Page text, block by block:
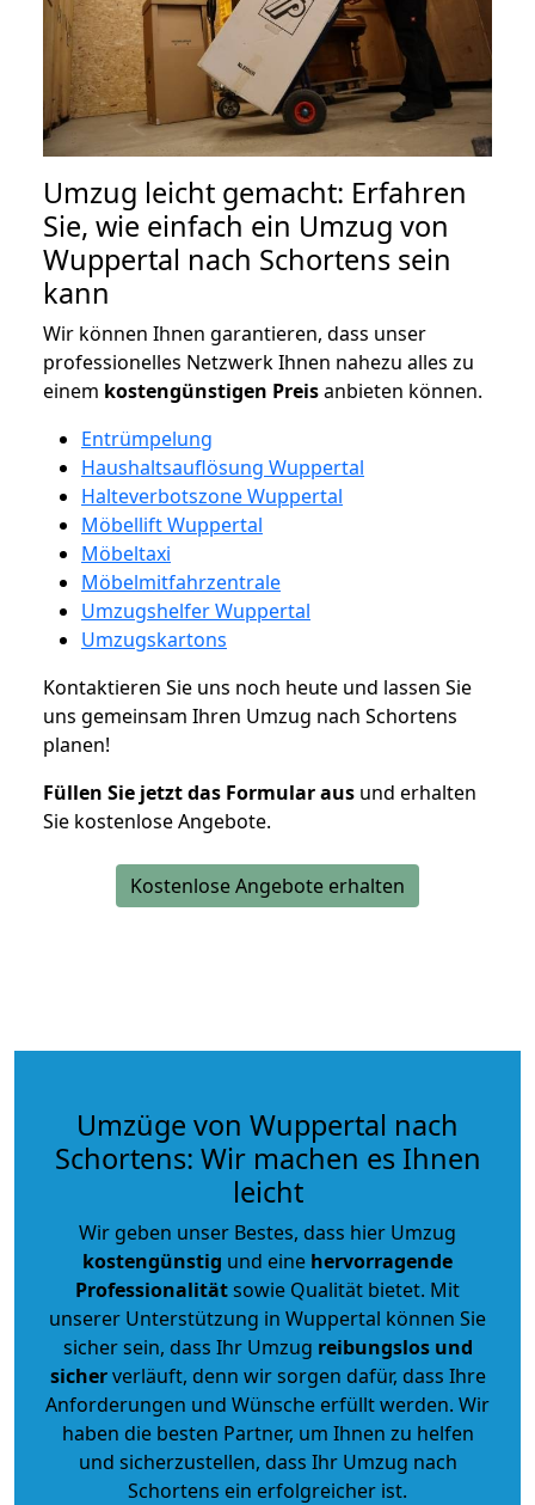
Umzug leicht gemacht: Erfahren
Sie, wie einfach ein Umzug von
Wuppertal nach Schortens sein
kann
Wir können Ihnen garantieren, dass unser
professionelles Netzwerk Ihnen nahezu alles zu
einem kostengünstigen Preisanbieten können.
Entrümpelung
Haushaltsauflösung Wuppertal
Halteverbotszone Wuppertal
Möbellift Wuppertal
Möbeltaxi
Möbelmitfahrzentrale
Umzugshelfer Wuppertal
Umzugskartons
Kontaktieren Sie uns noch heute und lassen Sie
uns gemeinsam Ihren Umzug nach Schortens
planen!
Füllen Sie jetzt das Formular aus und erhalten
Sie kostenlose Angebote.
Kostenlose Angebote erhalten
Umzüge von Wuppertal nach
Schortens: Wir machen es Ihnen
leicht
Wir geben unser Bestes, dass hier Umzug
kostengünstig und eine hervorragende
Professionalitätsowie Qualität bietet. Mit
unserer Unterstützung in Wuppertal können Sie
sicher sein, dass Ihr Umzug reibungslos und
sicherverläuft, denn wir sorgen dafür, dass Ihre
Anforderungen und Wünsche erfüllt werden. Wir
haben die besten Partner, um Ihnen zu helfen
und sicherzustellen, dass Ihr Umzug nach
Schortens ein erfolgreicher ist.